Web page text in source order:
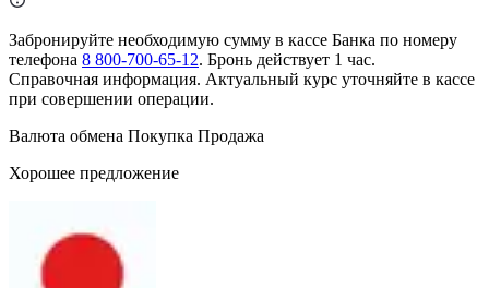
Забронируйте необходимую сумму в кассе Банка по номеру
телефона 8 800-700-65-12. Бронь действует 1 час.
Справочная информация. Актуальный курс уточняйте в кассе
при совершении операции.
Валюта обмена Покупка Продажа
Хорошее предложение